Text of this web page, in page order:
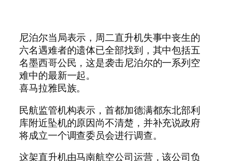
尼泊尔当局表示，周二直升机失事中丧生的
六名遇难者的遗体已全部找到，其中包括五
名墨西哥公民，这是袭击尼泊尔的一系列空
难中的最新一起。
喜马拉雅民族。
民航监管机构表示，首都加德满都东北部利
库附近坠机的原因尚不清楚，并补充说政府
将成立一个调查委员会进行调查。
这架直升机由马南航空公司运营，该公司负